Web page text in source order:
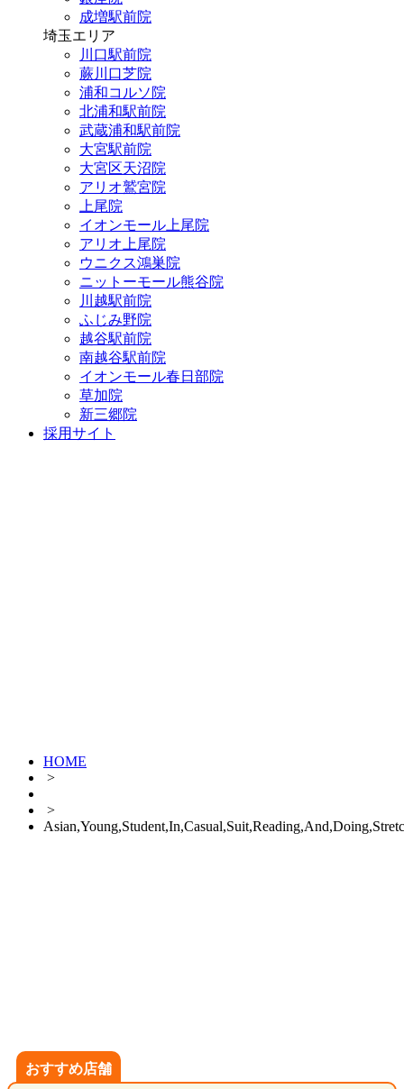
成増駅前院
埼玉エリア
川口駅前院
蕨川口芝院
浦和コルソ院
北浦和駅前院
武蔵浦和駅前院
大宮駅前院
大宮区天沼院
アリオ鷲宮院
上尾院
イオンモール上尾院
アリオ上尾院
ウニクス鴻巣院
ニットーモール熊谷院
川越駅前院
ふじみ野院
越谷駅前院
南越谷駅前院
イオンモール春日部院
草加院
新三郷院
採用サイト
HOME
>
>
おすすめ店舗